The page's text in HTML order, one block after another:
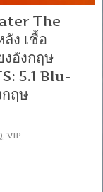
The
ง เชื้อ
งอังกฤษ
5.1 Blu-
ฤษ
,VIP